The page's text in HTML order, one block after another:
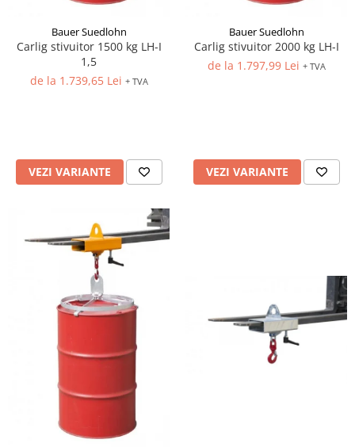
Bauer Suedlohn
Carlig stivuitor 1500 kg LH-I
1,5
de la 1.739,65 Lei + TVA
VEZI VARIANTE
Bauer Suedlohn
Carlig stivuitor 2000 kg LH-I
de la 1.797,99 Lei + TVA
VEZI VARIANTE